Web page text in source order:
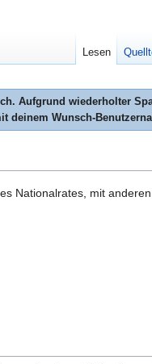
Aufgrund wiederholter
deinem Wunsch-
Nationalrates, mit
Lesen